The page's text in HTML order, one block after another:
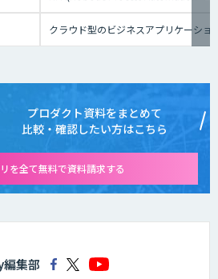
クラウド型のビジネスアプリケーシ
プロダクト資料をまとめて
比較・確認したい方はこちら
を全て無料で資料請求する
集部